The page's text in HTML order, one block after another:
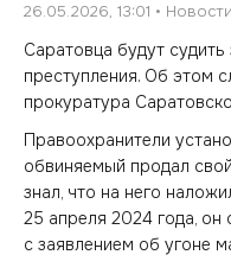
26.05.2026, 13:01 Новости
Саратовца будут
преступления. Об этом
прокуратура
Правоохранители
обвиняемый продал
знал, что на него
25 апреля 2024 года,
с заявлением об угоне